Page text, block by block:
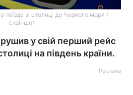
поїзда зі столиці до Чорного моря /
скріншот
у свій перший рейс
на південь країни.
Реклама